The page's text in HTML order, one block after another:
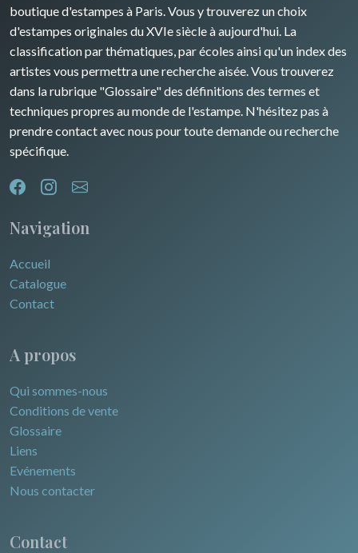
boutique d'estampes à Paris. Vous y trouverez un choix
d'estampes originales du XVIe siècle à aujourd'hui. La
classification par thématiques, par écoles ainsi qu'un index des
artistes vous permettra une recherche aisée. Vous trouverez
dans la rubrique "Glossaire" des définitions des termes et
techniques propres au monde de l'estampe. N'hésitez pas à
prendre contact avec nous pour toute demande ou recherche
spécifique.
Navigation
Accueil
Catalogue
Contact
A propos
Qui sommes-nous
Conditions de vente
Glossaire
Liens
Evénements
Nous contacter
Contact